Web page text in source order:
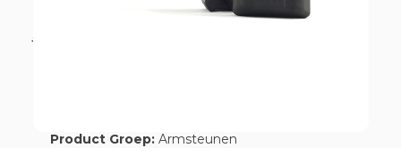
incl. BTW
€ 109,00
Product Groep: Armsteunen